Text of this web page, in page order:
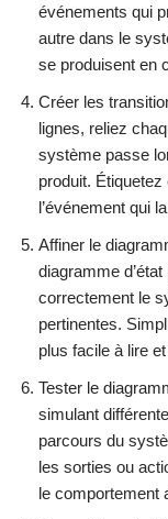
événements qui
autre dans le
se produisent en
Créer les
lignes, reliez
système passe
produit. Étiquetez
l’événement qui
Affiner le
diagramme
correctement le
pertinentes.
plus facile à lire
Tester le
simulant
parcours du
les sorties ou
le comportement